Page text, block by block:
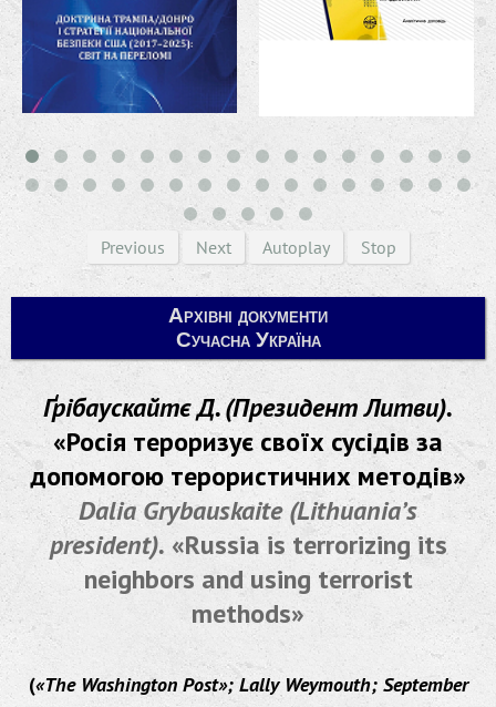
Previous Next Autoplay Stop
Архівні документи
Сучасна Україна
Ґрібаускайтє Д. (Президент Литви).
«Росія тероризує своїх сусідів за
допомогою терористичних методів»
Dalia Grybauskaite (Lithuania’s
president). «Russia is terrorizing its
neighbors and using terrorist
methods»
(«The Washington Post»; Lally Weymouth; September